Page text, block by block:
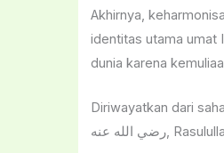
Akhirnya,
identitas utama umat
dunia karena
Diriwayatkan dari